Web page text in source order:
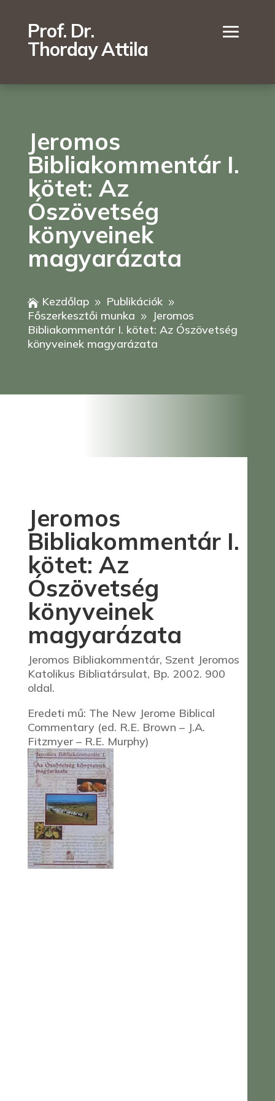
Prof. Dr.
Thorday Attila
Jeromos
Bibliakommentár I.
kötet: Az
Ószövetség
könyveinek
magyarázata
 Kezdőlap 9 Publikációk 9
Főszerkesztői munka 9
Jeromos
Bibliakommentár I. kötet: Az Ószövetség
könyveinek magyarázata
Jeromos
Bibliakommentár I.
kötet: Az
Ószövetség
könyveinek
magyarázata
Jeromos Bibliakommentár, Szent Jeromos
Katolikus Bibliatársulat, Bp. 2002. 900
oldal.
Eredeti mű: The New Jerome Biblical
Commentary (ed. R.E. Brown – J.A.
Fitzmyer – R.E. Murphy)